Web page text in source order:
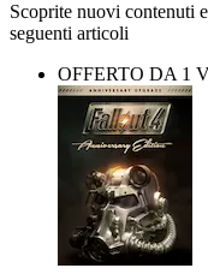
Scoprite nuovi contenuti
seguenti articoli
OFFERTO DA 1